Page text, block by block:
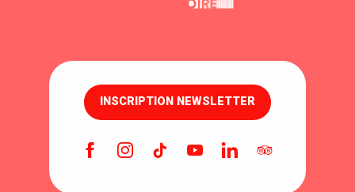
INSCRIPTION NEWSLETTER